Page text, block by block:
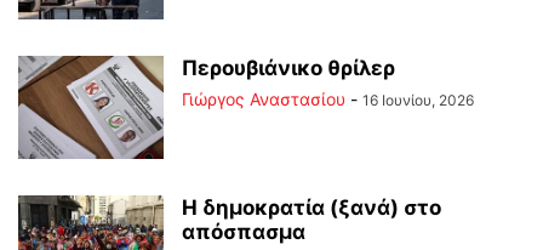
Περουβιάνικο θρίλερ
Γιώργος Αναστασίου - 16 Ιουνίου, 2026
Η δημοκρατία (ξανά) στο
απόσπασμα